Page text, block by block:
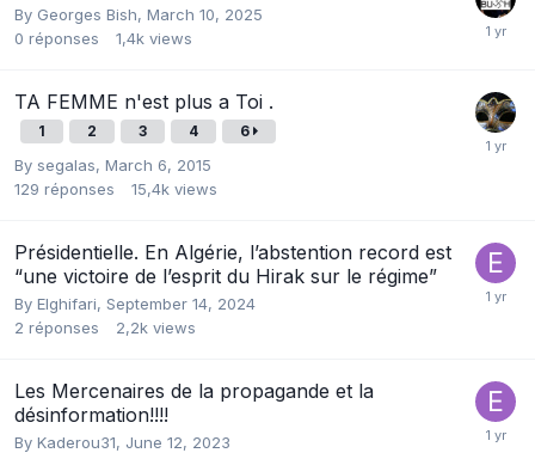
By Georges Bish, March 10, 2025
0 réponses 1,4k views
TA FEMME n'est plus a Toi .
1 2 3 4 6
By segalas, March 6, 2015
129 réponses 15,4k views
Présidentielle. En Algérie, l’abstention record est
“une victoire de l’esprit du Hirak sur le régime”
By Elghifari, September 14, 2024
2 réponses 2,2k views
Les Mercenaires de la propagande et la
désinformation!!!!
By Kaderou31, June 12, 2023